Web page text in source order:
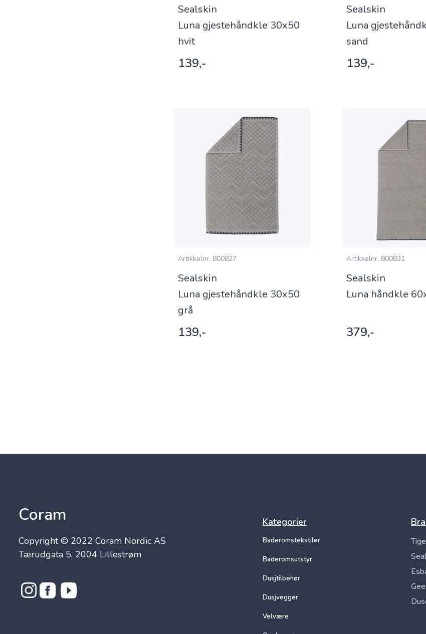
Sealskin
Luna gjestehåndkle 30x50
hvit
139,-
Sealskin
Luna
sand
139,-
Artikkelnr. 800827
Sealskin
Luna gjestehåndkle 30x50
grå
139,-
Artikkelnr. 800831
Sealskin
Luna håndkle
379,-
Coram
Copyright © 2022 Coram Nordic AS
Tærudgata 5, 2004 Lillestrøm
Kategorier
Baderomstekstiler
Baderomsutstyr
Dusjtilbehør
Dusjvegger
Velvære